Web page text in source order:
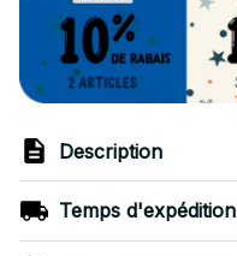
Description
Temps d'expédition